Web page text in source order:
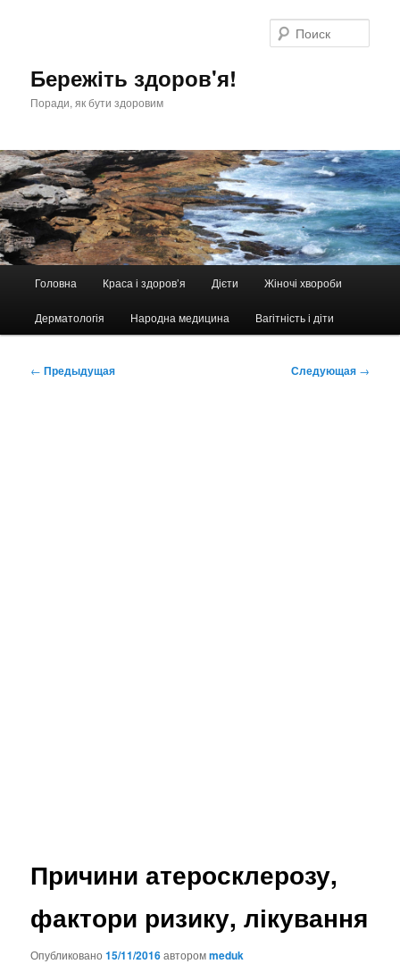
Бережіть здоров'я!
Поради, як бути здоровим
Головна Краса і здоров’я Дієти Жіночі хвороби
Дерматологія Народна медицина Вагітність і діти
Навигация
← Предыдущая Следующая →
Причини атеросклерозу,
фактори ризику, лікування
Опубликовано15/11/2016авторомmeduk